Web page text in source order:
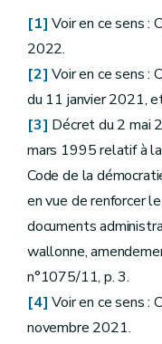
[1] Voir en ce sens :
2022.
[2] Voir en ce sens :
du 11 janvier 2021,
[3] Décret du 2 mai
mars 1995 relatif à
Code de la
en vue de renforcer
documents
wallonne,
n°1075/11, p. 3.
[4] Voir en ce sens :
novembre 2021.